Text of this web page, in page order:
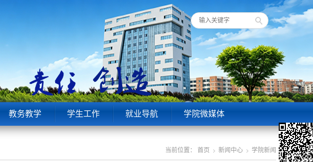
教务教学 学生工作 就业导航 学院微媒体
当前位置： 首页 新闻中心 学院新闻